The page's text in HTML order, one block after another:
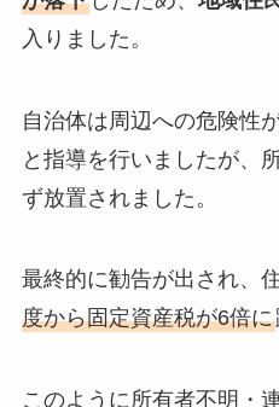
入りました。
自治体は周辺への危険性
と指導を行いましたが、
ず放置されました。
最終的に勧告が出され、
度から固定資産税が6倍に
このように所有者不明・